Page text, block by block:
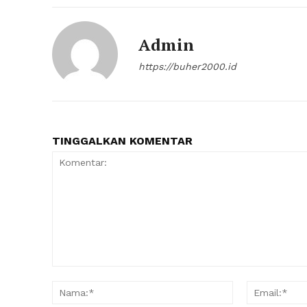
Admin
https://buher2000.id
TINGGALKAN KOMENTAR
Nama:*